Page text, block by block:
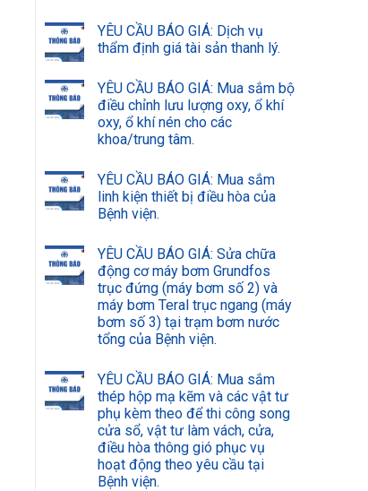
YÊU CẦU BÁO GIÁ: Dịch vụ
thẩm định giá tài sản thanh lý.
YÊU CẦU BÁO GIÁ: Mua sắm bộ
điều chỉnh lưu lượng oxy, ổ khí
oxy, ổ khí nén cho các
khoa/trung tâm.
YÊU CẦU BÁO GIÁ: Mua sắm
linh kiện thiết bị điều hòa của
Bệnh viện.
YÊU CẦU BÁO GIÁ: Sửa chữa
động cơ máy bơm Grundfos
trục đứng (máy bơm số 2) và
máy bơm Teral trục ngang (máy
bơm số 3) tại trạm bơm nước
tổng của Bệnh viện.
YÊU CẦU BÁO GIÁ: Mua sắm
thép hộp mạ kẽm và các vật tư
phụ kèm theo để thi công song
cửa sổ, vật tư làm vách, cửa,
điều hòa thông gió phục vụ
hoạt động theo yêu cầu tại
Bệnh viện.